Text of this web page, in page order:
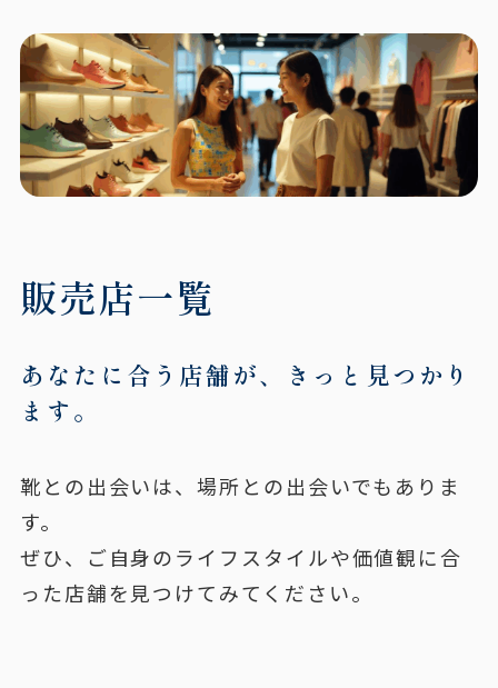
販売店一覧
あなたに合う店舗が、きっと見つかり
ます。
靴との出会いは、場所との出会いでもありま
す。
ぜひ、ご自身のライフスタイルや価値観に合
った店舗を見つけてみてください。